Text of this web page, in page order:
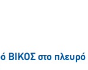
ΒΙΚΟΣ στο πλευρό